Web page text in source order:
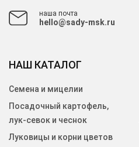
наша почта
hello@sady-msk.ru
НАШ КАТАЛОГ
Семена и мицелии
Посадочный картофель,
лук-севок и чеснок
Луковицы и корни цветов